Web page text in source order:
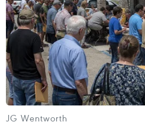
JG Wentworth